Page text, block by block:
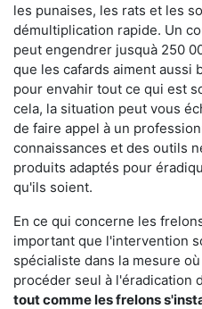
les punaises, les rats et les
démultiplication rapide. Un
peut engendrer jusquà 250
que les cafards aiment aussi
pour envahir tout ce qui est
cela, la situation peut vous
de faire appel à un
connaissances et des outils
produits adaptés pour
qu'ils soient.
En ce qui concerne les
important que l'intervention
spécialiste dans la mesure
procéder seul à l'éradication
tout comme les frelons